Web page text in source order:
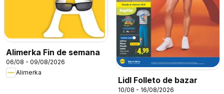
Alimerka Fin de semana
06/08 - 09/08/2026
Alimerka
Lidl Folleto de bazar
10/08 - 16/08/2026